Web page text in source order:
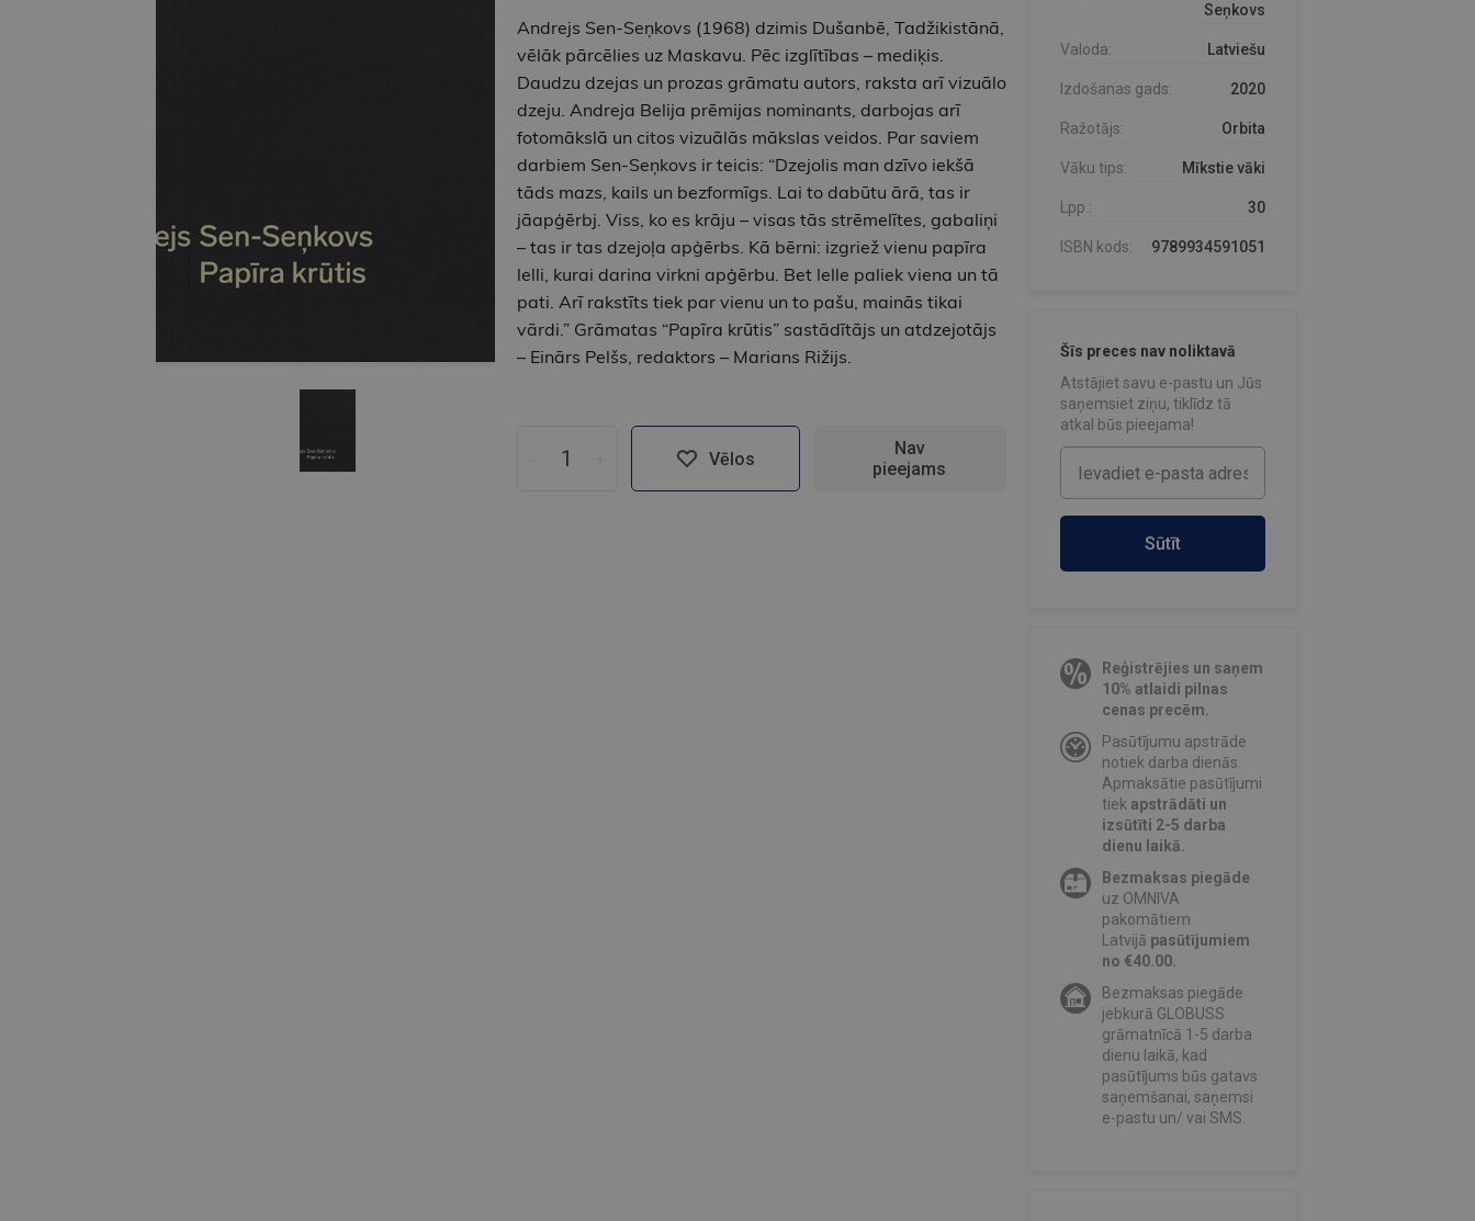
Andrejs Sen-Seņkovs (1968) dzimis Dušanbē, Tadžikistānā,
vēlāk pārcēlies uz Maskavu. Pēc izglītības – mediķis.
Daudzu dzejas un prozas grāmatu autors, raksta arī vizuālo
dzeju. Andreja Belija prēmijas nominants, darbojas arī
fotomākslā un citos vizuālās mākslas veidos. Par saviem
darbiem Sen-Seņkovs ir teicis: “Dzejolis man dzīvo iekšā
tāds mazs, kails un bezformīgs. Lai to dabūtu ārā, tas ir
jāapģērbj. Viss, ko es krāju – visas tās strēmelītes, gabaliņi
– tas ir tas dzejoļa apģērbs. Kā bērni: izgriež vienu papīra
lelli, kurai darina virkni apģērbu. Bet lelle paliek viena un tā
pati. Arī rakstīts tiek par vienu un to pašu, mainās tikai
vārdi.” Grāmatas “Papīra krūtis” sastādītājs un atdzejotājs
– Einārs Pelšs, redaktors – Marians Rižijs.
Vēlos
Nav
pieejams
Seņkovs
Valoda: Latviešu
Izdošanas gads: 2020
Ražotājs: Orbita
Vāku tips: Mīkstie vāki
Lpp.: 30
ISBN kods: 9789934591051
Šīs preces nav noliktavā
Atstājiet savu e-pastu un Jūs
saņemsiet ziņu, tiklīdz tā
atkal būs pieejama!
Sūtīt
Reģistrējies un saņem
10% atlaidi pilnas
cenas precēm.
Pasūtījumu apstrāde
notiek darba dienās.
Apmaksātie pasūtījumi
tiekapstrādāti un
izsūtīti 2-5 darba
dienu laikā.
Bezmaksas piegāde
uz OMNIVA
pakomātiem
Latvijā pasūtījumiem
no €40.00.
Bezmaksas piegāde
jebkurā GLOBUSS
grāmatnīcā 1-5 darba
dienu laikā, kad
pasūtījums būs gatavs
saņemšanai, saņemsi
e-pastu un/ vai SMS.